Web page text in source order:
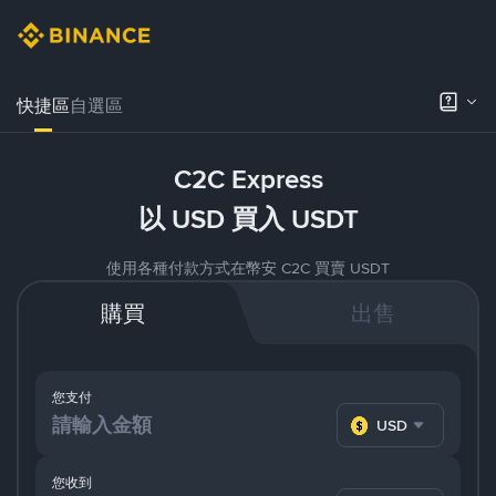
快捷區自選區
C2C Express
以 USD 買入 USDT
使用各種付款方式在幣安 C2C 買賣 USDT
購買 出售
您支付
USD
您收到